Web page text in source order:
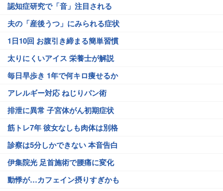
認知症研究で「音」注目される
夫の「産後うつ」にみられる症状
1日10回 お腹引き締まる簡単習慣
太りにくいアイス 栄養士が解説
毎日早歩き 1年で何キロ痩せるか
アレルギー対応 ねじりパン術
排泄に異常 子宮体がん初期症状
筋トレ7年 彼女なしも肉体は別格
診察は5分しかできない 本音告白
伊集院光 足首施術で腰痛に変化
動悸が…カフェイン摂りすぎかも